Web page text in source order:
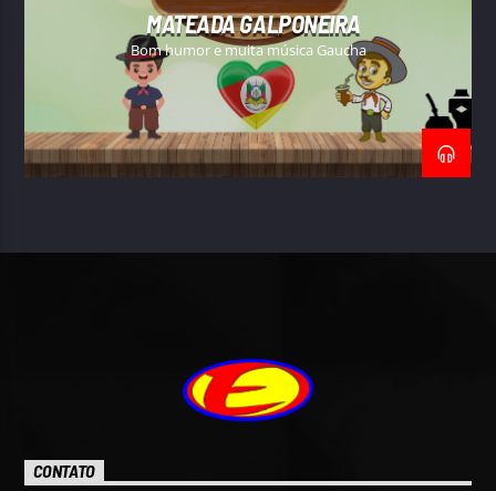
MATEADA GALPONEIRA
Bom humor e muita música Gaucha
CONTATO